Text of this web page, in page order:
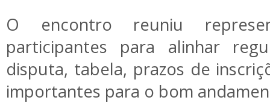
O encontro reuniu
participantes para alinhar
disputa, tabela, prazos de
importantes para o bom